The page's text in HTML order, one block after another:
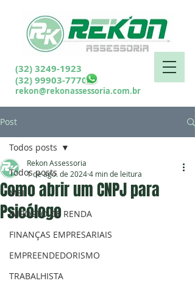
(32) 3249-1923
(32) 99903-7770
rekon@rekonassessoria.com.br
Post
Todos posts
MEI
IMPOSTO DE RENDA
FINANÇAS EMPRESARIAIS
EMPREENDEDORISMO
TRABALHISTA
Todos posts
Como abrir um CNPJ para
Psicólogo
Rekon Assessoria
1 de ago. de 20244 min de leitura